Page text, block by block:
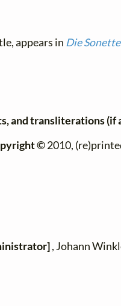
appears in Die
and transliterations (if
©2010,
, Johann